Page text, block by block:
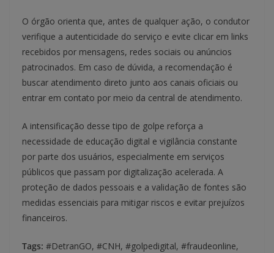
O órgão orienta que, antes de qualquer ação, o condutor
verifique a autenticidade do serviço e evite clicar em links
recebidos por mensagens, redes sociais ou anúncios
patrocinados. Em caso de dúvida, a recomendação é
buscar atendimento direto junto aos canais oficiais ou
entrar em contato por meio da central de atendimento.
A intensificação desse tipo de golpe reforça a
necessidade de educação digital e vigilância constante
por parte dos usuários, especialmente em serviços
públicos que passam por digitalização acelerada. A
proteção de dados pessoais e a validação de fontes são
medidas essenciais para mitigar riscos e evitar prejuízos
financeiros.
Tags: #DetranGO, #CNH, #golpedigital, #fraudeonline,